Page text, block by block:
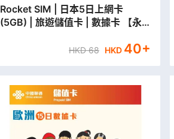
Rocket SIM | 日本5日上網卡
(5GB) | 旅遊儲值卡 | 數據卡 【永
HKD68 HKD 40+